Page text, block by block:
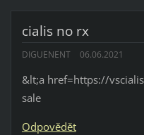
cialis no rx
DIGUENENT 06.06.2021
&lt;a href=https://
sale
Odpovědět